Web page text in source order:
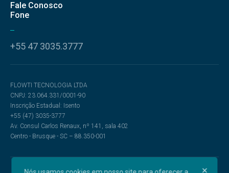
Fale Conosco
Fone
+55 47 3035.3777
FLOWTI TECNOLOGIA LTDA
CNPJ: 23.064.331/0001-90
Inscrição Estadual: Isento
+55 (47) 3035-3777
Av. Consul Carlos Renaux, nº 141, sala 402
Centro - Brusque - SC – 88.350-001